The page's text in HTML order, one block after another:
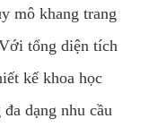
mô khang trang
tổng diện tích
kế khoa học
dạng nhu cầu